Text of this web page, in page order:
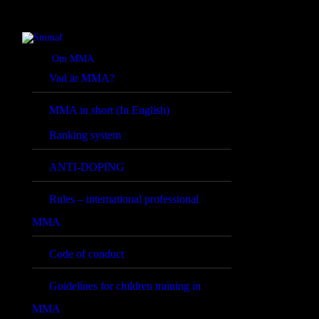
Om MMA
Vad är MMA?
MMA in short (In English)
Ranking system
ANTI-DOPING
Rules – international professional
MMA
Code of conduct
Guidelines for children training in
MMA